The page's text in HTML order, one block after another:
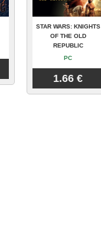
STAR WARS: KNIGHTS
OF THE OLD
REPUBLIC
PC
1.66 €